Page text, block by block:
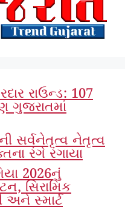
રાઉન્ડ: 107
ગુજરાતમાં
સર્વનેતૃત્વ નેતૃત્વ
રંગે રંગાયા
2026નું
સિરામિક
સ્માર્ટ